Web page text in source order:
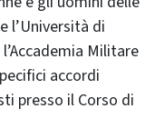
l’Università di
Militare
accordi
presso il Corso di